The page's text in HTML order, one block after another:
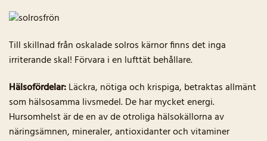
Till skillnad från oskalade solros kärnor finns det inga
irriterande skal! Förvara i en lufttät behållare.
Hälsofördelar:Läckra, nötiga och krispiga, betraktas allmänt
som hälsosamma livsmedel. De har mycket energi.
Hursomhelst är de en av de otroliga hälsokällorna av
näringsämnen, mineraler, antioxidanter och vitaminer